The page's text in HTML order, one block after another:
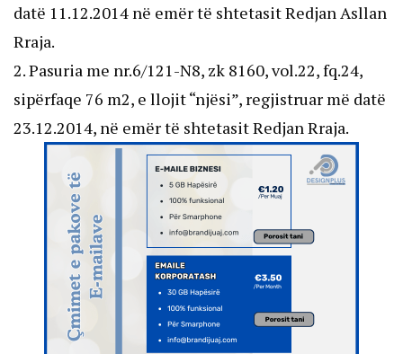
datë 11.12.2014 në emër të shtetasit Redjan Asllan
Rraja.
2. Pasuria me nr.6/121-N8, zk 8160, vol.22, fq.24,
sipërfaqe 76 m2, e llojit “njësi”, regjistruar më datë
23.12.2014, në emër të shtetasit Redjan Rraja.